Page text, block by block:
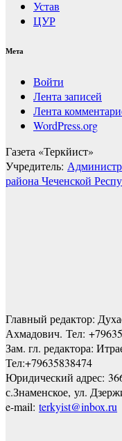
Устав
ЦУР
Мета
Войти
Лента записей
Лента
WordPress.org
Газета «Теркйист»
Учредитель:
района Чеченской
Главный редактор:
Ахмадович. Тел:
Зам. гл. редактора:
Тел:+79635838474
Юридический адрес:
с.Знаменское, ул.
e-mail: terkyist@inbox.ru